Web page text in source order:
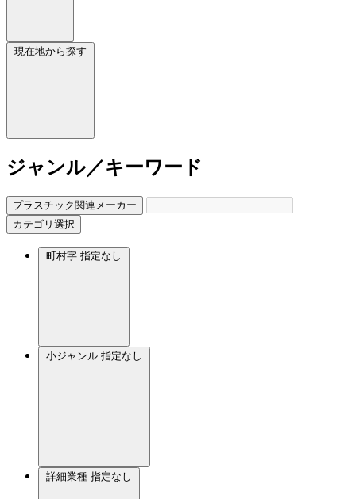
現在地から探す
ジャンル／キーワード
プラスチック関連メーカー
カテゴリ選択
町村字 指定なし
小ジャンル 指定なし
詳細業種 指定なし